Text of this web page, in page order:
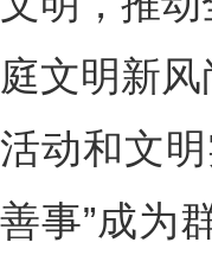
庭文明新
活动和文
善事”成为